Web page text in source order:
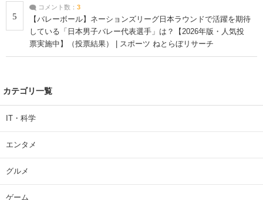
5
コメント数： 3
【バレーボール】ネーションズリーグ日本ラウンドで活躍を期待
している「日本男子バレー代表選手」は？【2026年版・人気投
票実施中】（投票結果） | スポーツ ねとらぼリサーチ
カテゴリ一覧
IT・科学
エンタメ
グルメ
ゲーム